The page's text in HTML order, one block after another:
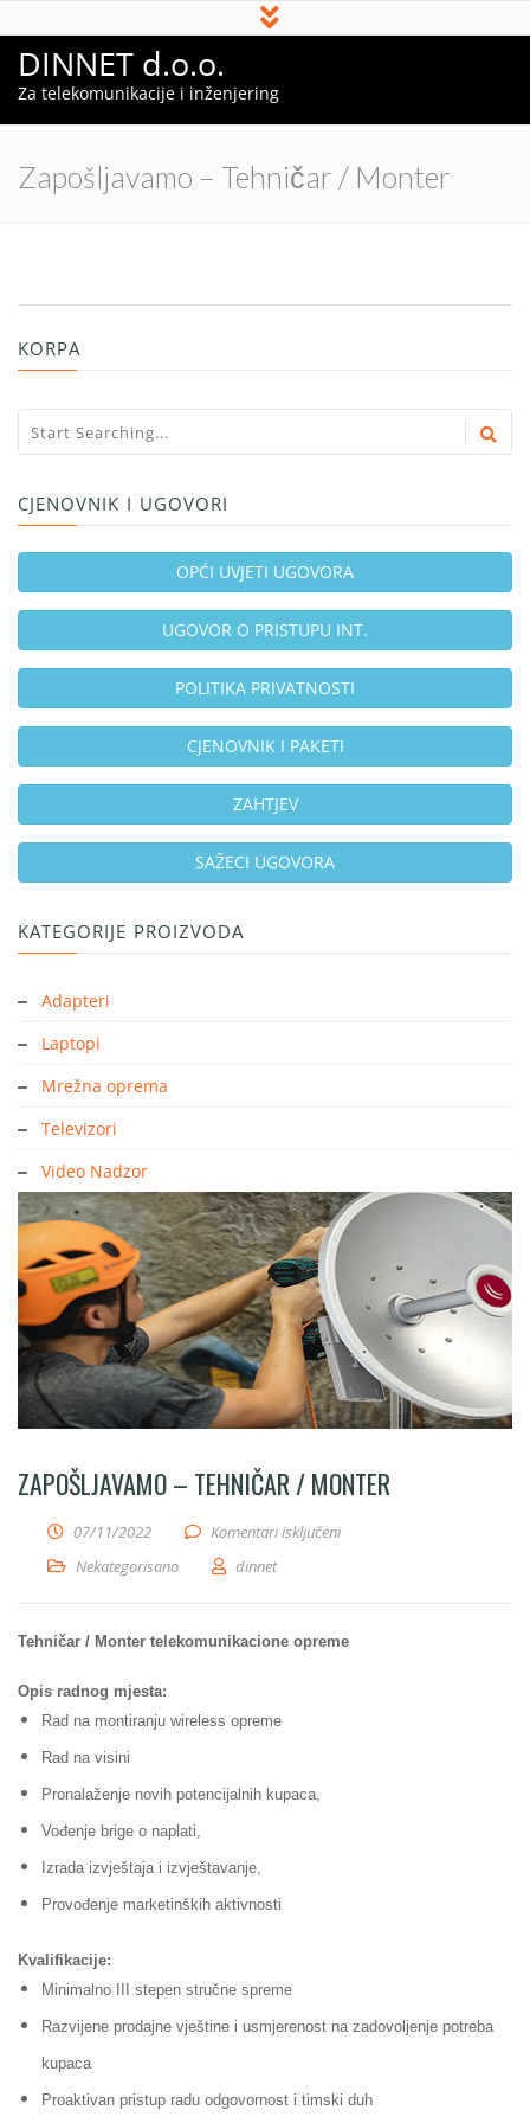
DINNET d.o.o.
Za telekomunikacije i inženjering
Zapošljavamo – Tehničar / Monter
KORPA
CJENOVNIK I UGOVORI
OPĆI UVJETI UGOVORA
UGOVOR O PRISTUPU INT.
POLITIKA PRIVATNOSTI
CJENOVNIK I PAKETI
ZAHTJEV
SAŽECI UGOVORA
KATEGORIJE PROIZVODA
Adapteri
Laptopi
Mrežna oprema
Televizori
Video Nadzor
ZAPOŠLJAVAMO – TEHNIČAR / MONTER
07/11/2022 Komentari isključeniza Zapošljavamo – Tehničar
Nekategorisano
dinnet
Tehničar / Monter telekomunikacione opreme
Opis radnog mjesta:
Rad na montiranju wireless opreme
Rad na visini
Pronalaženje novih potencijalnih kupaca,
Vođenje brige o naplati,
Izrada izvještaja i izvještavanje,
Provođenje marketinških aktivnosti
Kvalifikacije:
Minimalno III stepen stručne spreme
Razvijene prodajne vještine i usmjerenost na zadovoljenje potreba
kupaca
Proaktivan pristup radu odgovornost i timski duh